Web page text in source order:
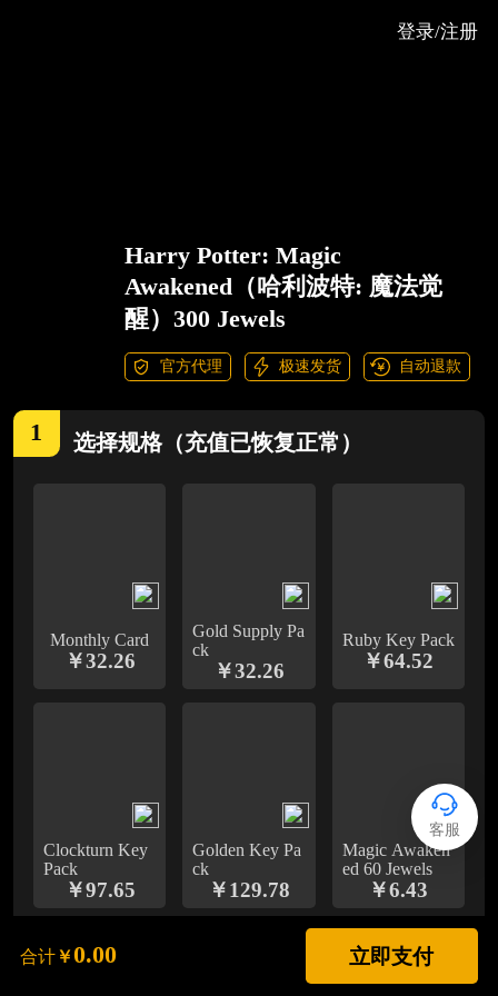
客服
登录/注册
Harry Potter: Magic
Awakened（哈利波特: 魔法觉
醒）300 Jewels
官方代理 极速发货 自动退款
1 选择规格（充值已恢复正常）
Monthly Card
￥32.26
Gold Supply Pa
ck
￥32.26
Ruby Key Pack
￥64.52
Clockturn Key
Pack
￥97.65
Golden Key Pa
ck
￥129.78
Magic Awaken
ed 60 Jewels
￥6.43
合计￥0.00 立即支付